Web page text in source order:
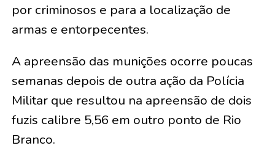
por criminosos e para a localização de
armas e entorpecentes.
A apreensão das munições ocorre poucas
semanas depois de outra ação da Polícia
Militar que resultou na apreensão de dois
fuzis calibre 5,56 em outro ponto de Rio
Branco.